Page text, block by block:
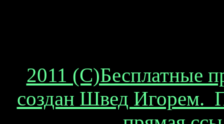
2011 (С)Бесплатные
создан Швед Игорем.